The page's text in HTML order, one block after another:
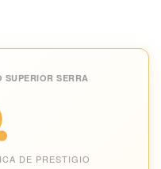
SERRA
DE PRESTIGIO